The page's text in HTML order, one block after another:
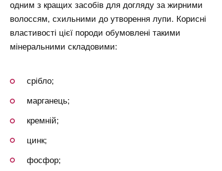
одним з кращих засобів для догляду за жирними
волоссям, схильними до утворення лупи. Корисні
властивості цієї породи обумовлені такими
мінеральними складовими:
срібло;
марганець;
кремній;
цинк;
фосфор;